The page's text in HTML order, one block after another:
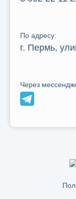
По адресу:
г. Пермь,
Через